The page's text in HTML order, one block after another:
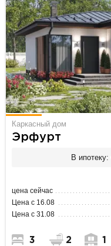
Каркасный дом
Эрфурт
В ипотеку:
цена сейчас
Цена с 16.08
Цена с 31.08
3 2 1